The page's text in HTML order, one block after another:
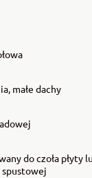
małe dachy
do czoła płyty